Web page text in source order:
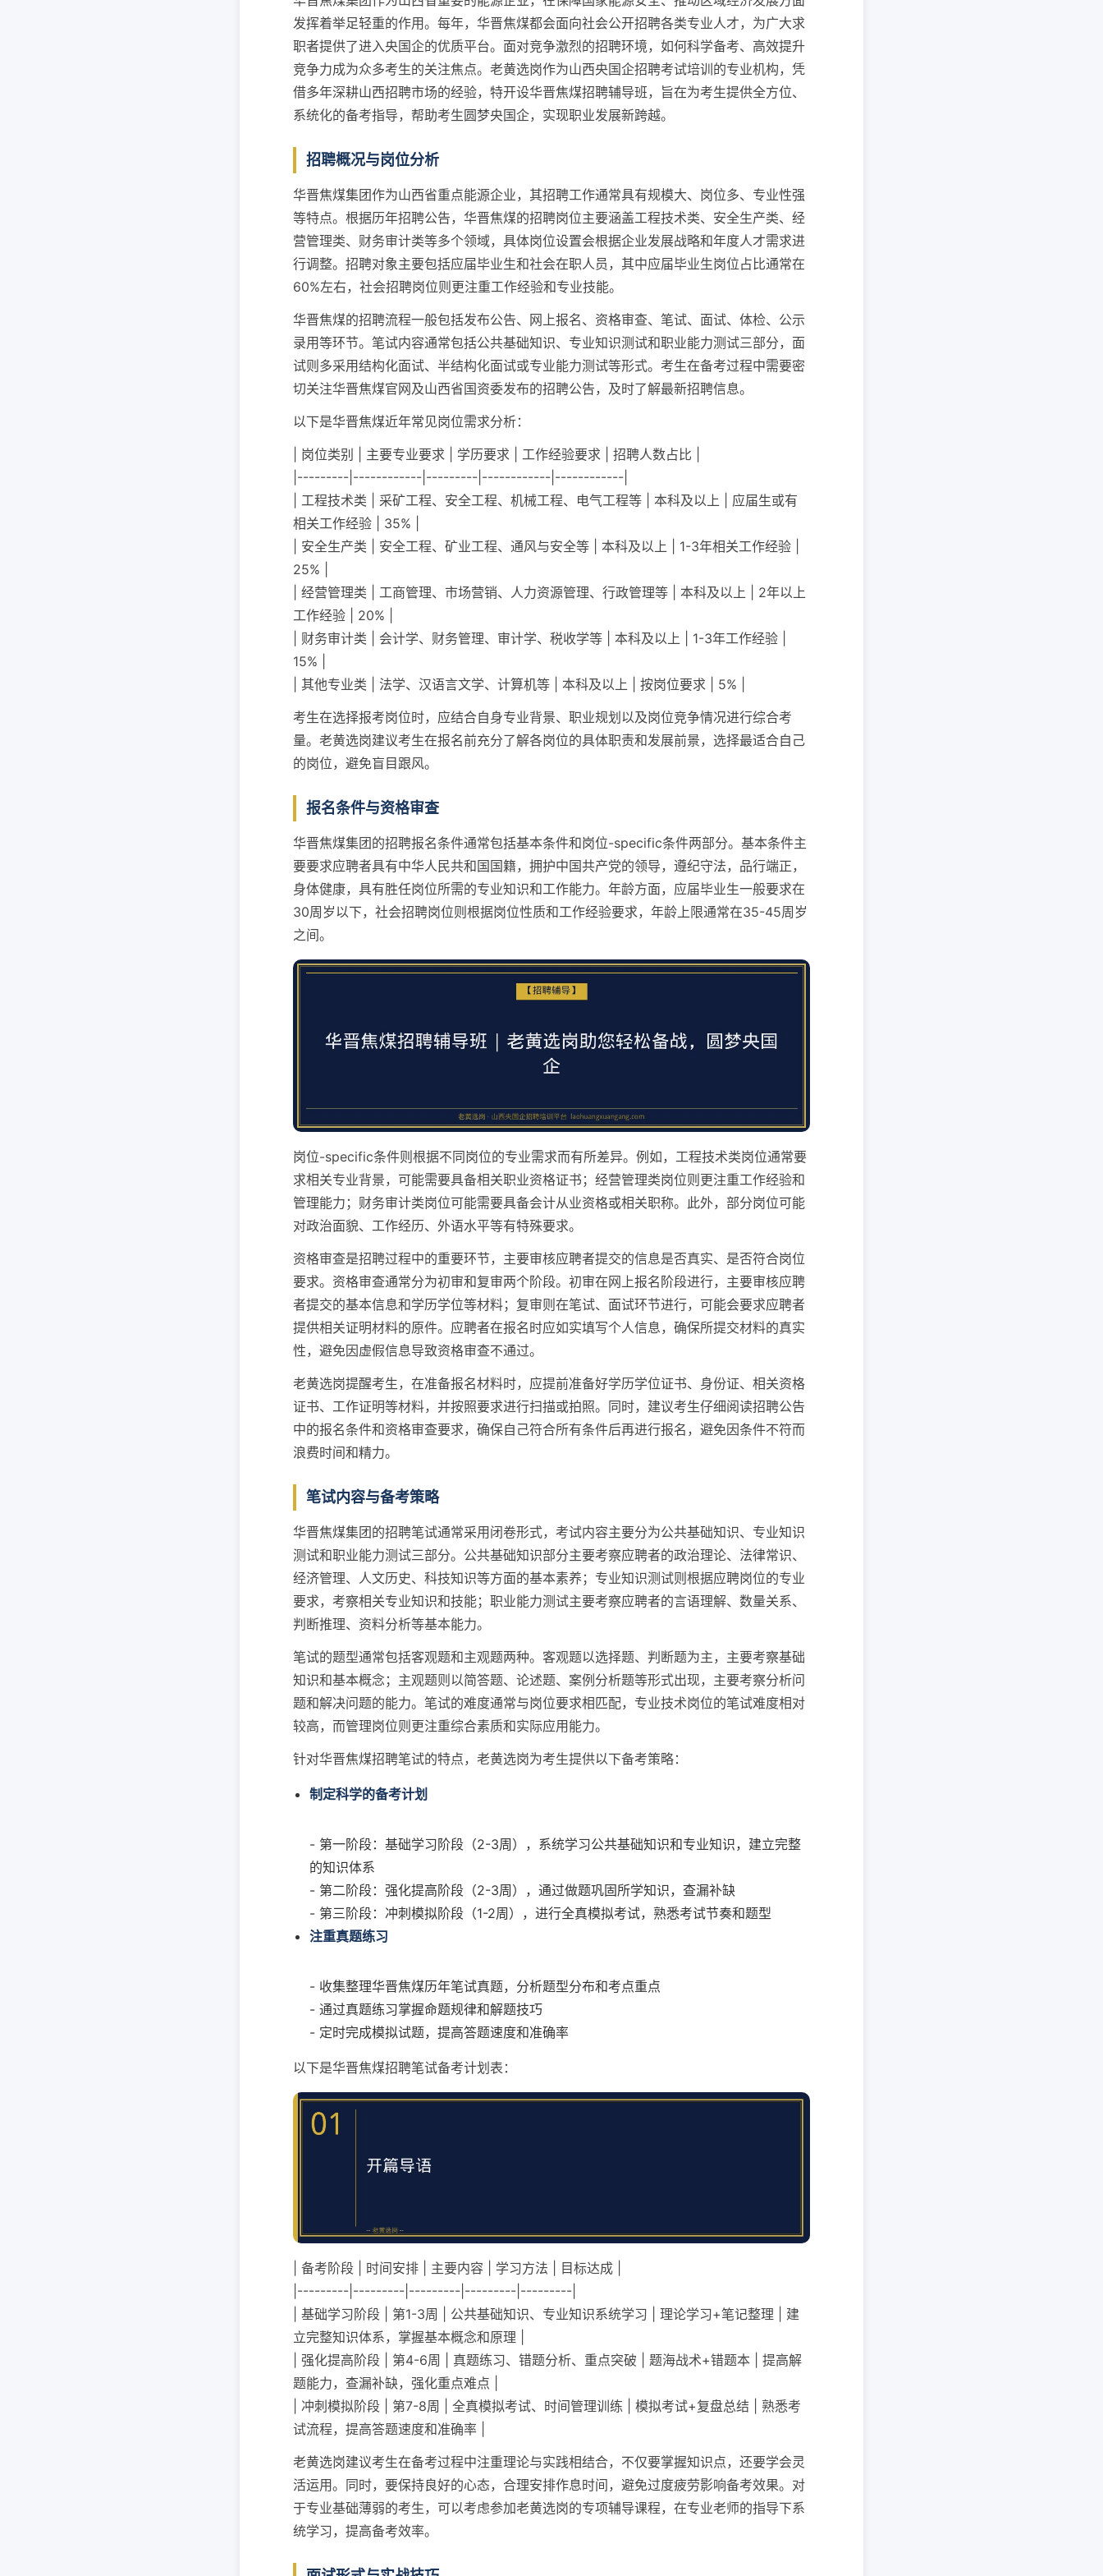
发挥着举足轻重的作用。每年，华晋焦煤都会面向社会公开招聘各类专业人才，为广大求
职者提供了进入央国企的优质平台。面对竞争激烈的招聘环境，如何科学备考、高效提升
竞争力成为众多考生的关注焦点。老黄选岗作为山西央国企招聘考试培训的专业机构，凭
借多年深耕山西招聘市场的经验，特开设华晋焦煤招聘辅导班，旨在为考生提供全方位、
系统化的备考指导，帮助考生圆梦央国企，实现职业发展新跨越。
招聘概况与岗位分析
华晋焦煤集团作为山西省重点能源企业，其招聘工作通常具有规模大、岗位多、专业性强
等特点。根据历年招聘公告，华晋焦煤的招聘岗位主要涵盖工程技术类、安全生产类、经
营管理类、财务审计类等多个领域，具体岗位设置会根据企业发展战略和年度人才需求进
行调整。招聘对象主要包括应届毕业生和社会在职人员，其中应届毕业生岗位占比通常在
60%左右，社会招聘岗位则更注重工作经验和专业技能。
华晋焦煤的招聘流程一般包括发布公告、网上报名、资格审查、笔试、面试、体检、公示
录用等环节。笔试内容通常包括公共基础知识、专业知识测试和职业能力测试三部分，面
试则多采用结构化面试、半结构化面试或专业能力测试等形式。考生在备考过程中需要密
切关注华晋焦煤官网及山西省国资委发布的招聘公告，及时了解最新招聘信息。
以下是华晋焦煤近年常见岗位需求分析：
| 岗位类别 | 主要专业要求 | 学历要求 | 工作经验要求 | 招聘人数占比 |
|---------|------------|---------|------------|------------|
| 工程技术类 | 采矿工程、安全工程、机械工程、电气工程等 | 本科及以上 | 应届生或有
相关工作经验 | 35% |
| 安全生产类 | 安全工程、矿业工程、通风与安全等 | 本科及以上 | 1-3年相关工作经验 |
25% |
| 经营管理类 | 工商管理、市场营销、人力资源管理、行政管理等 | 本科及以上 | 2年以上
工作经验 | 20% |
| 财务审计类 | 会计学、财务管理、审计学、税收学等 | 本科及以上 | 1-3年工作经验 |
15% |
| 其他专业类 | 法学、汉语言文学、计算机等 | 本科及以上 | 按岗位要求 | 5% |
考生在选择报考岗位时，应结合自身专业背景、职业规划以及岗位竞争情况进行综合考
量。老黄选岗建议考生在报名前充分了解各岗位的具体职责和发展前景，选择最适合自己
的岗位，避免盲目跟风。
报名条件与资格审查
华晋焦煤集团的招聘报名条件通常包括基本条件和岗位-specific条件两部分。基本条件主
要要求应聘者具有中华人民共和国国籍，拥护中国共产党的领导，遵纪守法，品行端正，
身体健康，具有胜任岗位所需的专业知识和工作能力。年龄方面，应届毕业生一般要求在
30周岁以下，社会招聘岗位则根据岗位性质和工作经验要求，年龄上限通常在35-45周岁
之间。
岗位-specific条件则根据不同岗位的专业需求而有所差异。例如，工程技术类岗位通常要
求相关专业背景，可能需要具备相关职业资格证书；经营管理类岗位则更注重工作经验和
管理能力；财务审计类岗位可能需要具备会计从业资格或相关职称。此外，部分岗位可能
对政治面貌、工作经历、外语水平等有特殊要求。
资格审查是招聘过程中的重要环节，主要审核应聘者提交的信息是否真实、是否符合岗位
要求。资格审查通常分为初审和复审两个阶段。初审在网上报名阶段进行，主要审核应聘
者提交的基本信息和学历学位等材料；复审则在笔试、面试环节进行，可能会要求应聘者
提供相关证明材料的原件。应聘者在报名时应如实填写个人信息，确保所提交材料的真实
性，避免因虚假信息导致资格审查不通过。
老黄选岗提醒考生，在准备报名材料时，应提前准备好学历学位证书、身份证、相关资格
证书、工作证明等材料，并按照要求进行扫描或拍照。同时，建议考生仔细阅读招聘公告
中的报名条件和资格审查要求，确保自己符合所有条件后再进行报名，避免因条件不符而
浪费时间和精力。
笔试内容与备考策略
华晋焦煤集团的招聘笔试通常采用闭卷形式，考试内容主要分为公共基础知识、专业知识
测试和职业能力测试三部分。公共基础知识部分主要考察应聘者的政治理论、法律常识、
经济管理、人文历史、科技知识等方面的基本素养；专业知识测试则根据应聘岗位的专业
要求，考察相关专业知识和技能；职业能力测试主要考察应聘者的言语理解、数量关系、
判断推理、资料分析等基本能力。
笔试的题型通常包括客观题和主观题两种。客观题以选择题、判断题为主，主要考察基础
知识和基本概念；主观题则以简答题、论述题、案例分析题等形式出现，主要考察分析问
题和解决问题的能力。笔试的难度通常与岗位要求相匹配，专业技术岗位的笔试难度相对
较高，而管理岗位则更注重综合素质和实际应用能力。
针对华晋焦煤招聘笔试的特点，老黄选岗为考生提供以下备考策略：
制定科学的备考计划
- 第一阶段：基础学习阶段（2-3周），系统学习公共基础知识和专业知识，建立完整
的知识体系
- 第二阶段：强化提高阶段（2-3周），通过做题巩固所学知识，查漏补缺
- 第三阶段：冲刺模拟阶段（1-2周），进行全真模拟考试，熟悉考试节奏和题型
注重真题练习
- 收集整理华晋焦煤历年笔试真题，分析题型分布和考点重点
- 通过真题练习掌握命题规律和解题技巧
- 定时完成模拟试题，提高答题速度和准确率
以下是华晋焦煤招聘笔试备考计划表：
| 备考阶段 | 时间安排 | 主要内容 | 学习方法 | 目标达成 |
|---------|---------|---------|---------|---------|
| 基础学习阶段 | 第1-3周 | 公共基础知识、专业知识系统学习 | 理论学习+笔记整理 | 建
立完整知识体系，掌握基本概念和原理 |
| 强化提高阶段 | 第4-6周 | 真题练习、错题分析、重点突破 | 题海战术+错题本 | 提高解
题能力，查漏补缺，强化重点难点 |
| 冲刺模拟阶段 | 第7-8周 | 全真模拟考试、时间管理训练 | 模拟考试+复盘总结 | 熟悉考
试流程，提高答题速度和准确率 |
老黄选岗建议考生在备考过程中注重理论与实践相结合，不仅要掌握知识点，还要学会灵
活运用。同时，要保持良好的心态，合理安排作息时间，避免过度疲劳影响备考效果。对
于专业基础薄弱的考生，可以考虑参加老黄选岗的专项辅导课程，在专业老师的指导下系
统学习，提高备考效率。